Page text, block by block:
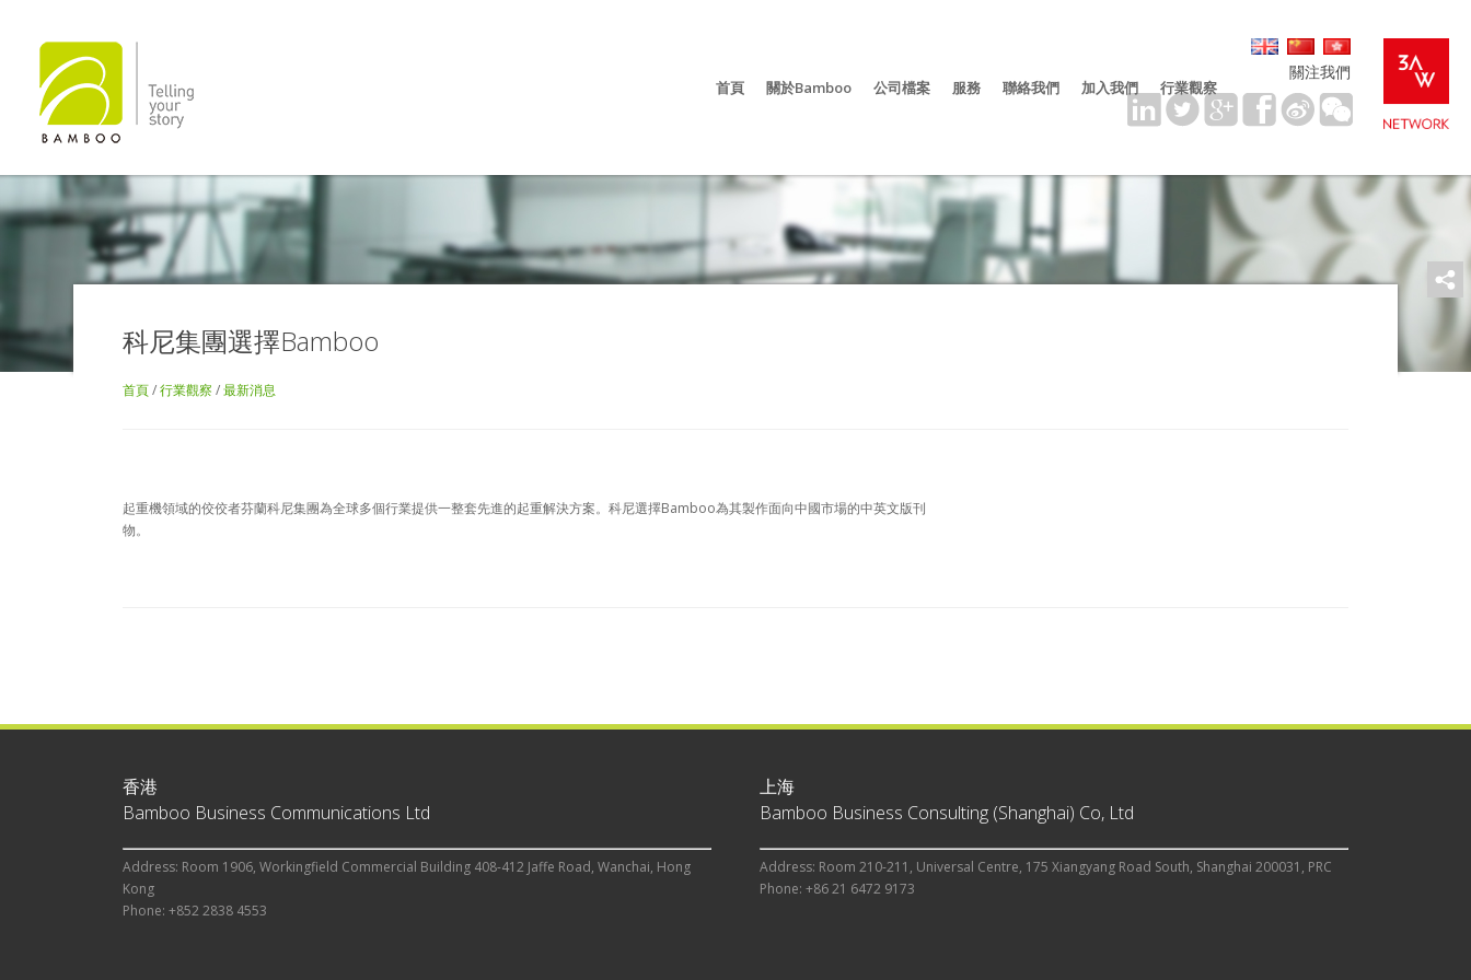
首頁 關於Bamboo 公司檔案 服務 聯絡我們 加入我們 行業觀察
關注我們
科尼集團選擇Bamboo
首頁/行業觀察 /最新消息
起重機領域的佼佼者芬蘭科尼集團為全球多個行業提供一整套先進的起重解決方案。科尼選擇Bamboo為其製作面向中國市場的中英文版刊
物。
香港
Bamboo Business Communications Ltd
Address: Room 1906, Workingfield Commercial Building 408-412 Jaffe Road, Wanchai, Hong
Kong
Phone: +852 2838 4553
上海
Bamboo Business Consulting (Shanghai) Co, Ltd
Address: Room 210-211, Universal Centre, 175 Xiangyang Road South, Shanghai 200031, PRC
Phone: +86 21 6472 9173